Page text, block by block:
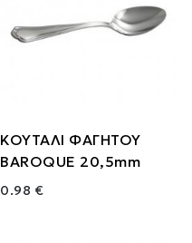
ΚΟΥΤΑΛΙ ΦΑΓΗΤΟΥ
BAROQUE 20,5mm
0.98 €